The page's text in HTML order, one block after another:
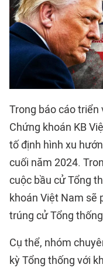
Trong báo cáo triển
Chứng khoán KB
tố định hình xu
cuối năm 2024.
cuộc bầu cử Tổng
khoán Việt Nam sẽ
trúng cử Tổng
Cụ thể, nhóm
kỳ Tổng thống với